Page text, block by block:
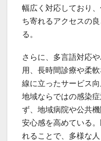
幅広く対応しており
ち寄れるアクセスの
る。
さらに、多言語対応
用、長時間診療や柔
線に立ったサービス
地域ならではの感染
ず、地域病院や公共
安心感を高めている
れることで、多様な